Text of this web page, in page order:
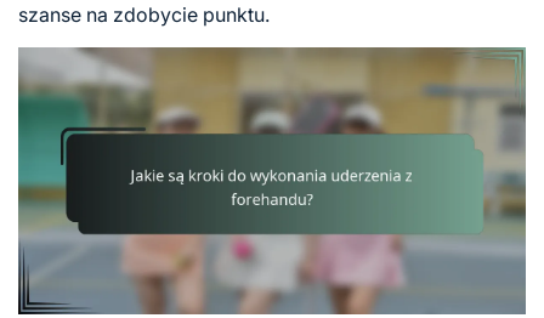
szanse na zdobycie punktu.